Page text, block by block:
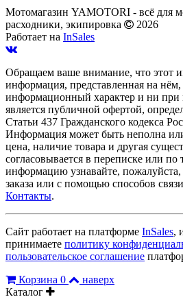
Мотомагазин YAMOTORI - всё для
расходники, экипировка
2026
Работает на InSales
Обращаем ваше внимание, что этот
информация, представленная на
информационный характер и ни при
является публичной офертой,
Статьи 437 Гражданского кодекса
Информация может быть неполна
цена, наличие товара и другая
согласовывается в переписке или
информацию узнавайте,
заказа или с помощью способов
Контакты.
Сайт работает на платформе InSales,
принимаете политику
пользовательское соглашение
Корзина 0
наверх
Каталог